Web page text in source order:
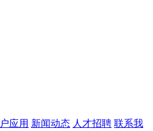
应用 新闻动态 人才招聘 联系我